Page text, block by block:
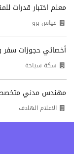
معلم اختبار قدرات
قياس برو
أخصائي حجوزات سفر
سكة سياحة
مهندس مدني متخصص
الاعلام الهادف